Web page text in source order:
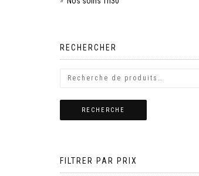
RECHERCHER
RECHERCHE
FILTRER PAR PRIX